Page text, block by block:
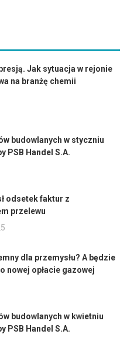
Jak sytuacja w rejonie
na branżę chemii
budowlanych w styczniu
PSB Handel S.A.
odsetek faktur z
przelewu
dla przemysłu? A będzie
nowej opłacie gazowej
budowlanych w kwietniu
PSB Handel S.A.